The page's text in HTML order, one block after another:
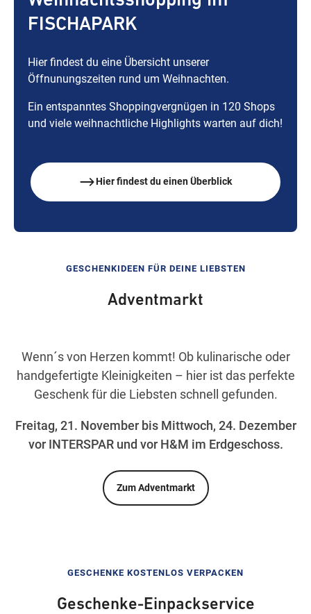
FISCHAPARK
Hier findest du eine Übersicht unserer
Öffnunungszeiten rund um Weihnachten.
Ein entspanntes Shoppingvergnügen in 120 Shops
und viele weihnachtliche Highlights warten auf dich!
Hier findest du einen Überblick
GESCHENKIDEEN FÜR DEINE LIEBSTEN
Adventmarkt
Wenn´s von Herzen kommt! Ob kulinarische oder
handgefertigte Kleinigkeiten – hier ist das perfekte
Geschenk für die Liebsten schnell gefunden.
Freitag, 21. November bis Mittwoch, 24. Dezember
vor INTERSPAR und vor H&M im Erdgeschoss.
Zum Adventmarkt
GESCHENKE KOSTENLOS VERPACKEN
Geschenke-Einpackservice